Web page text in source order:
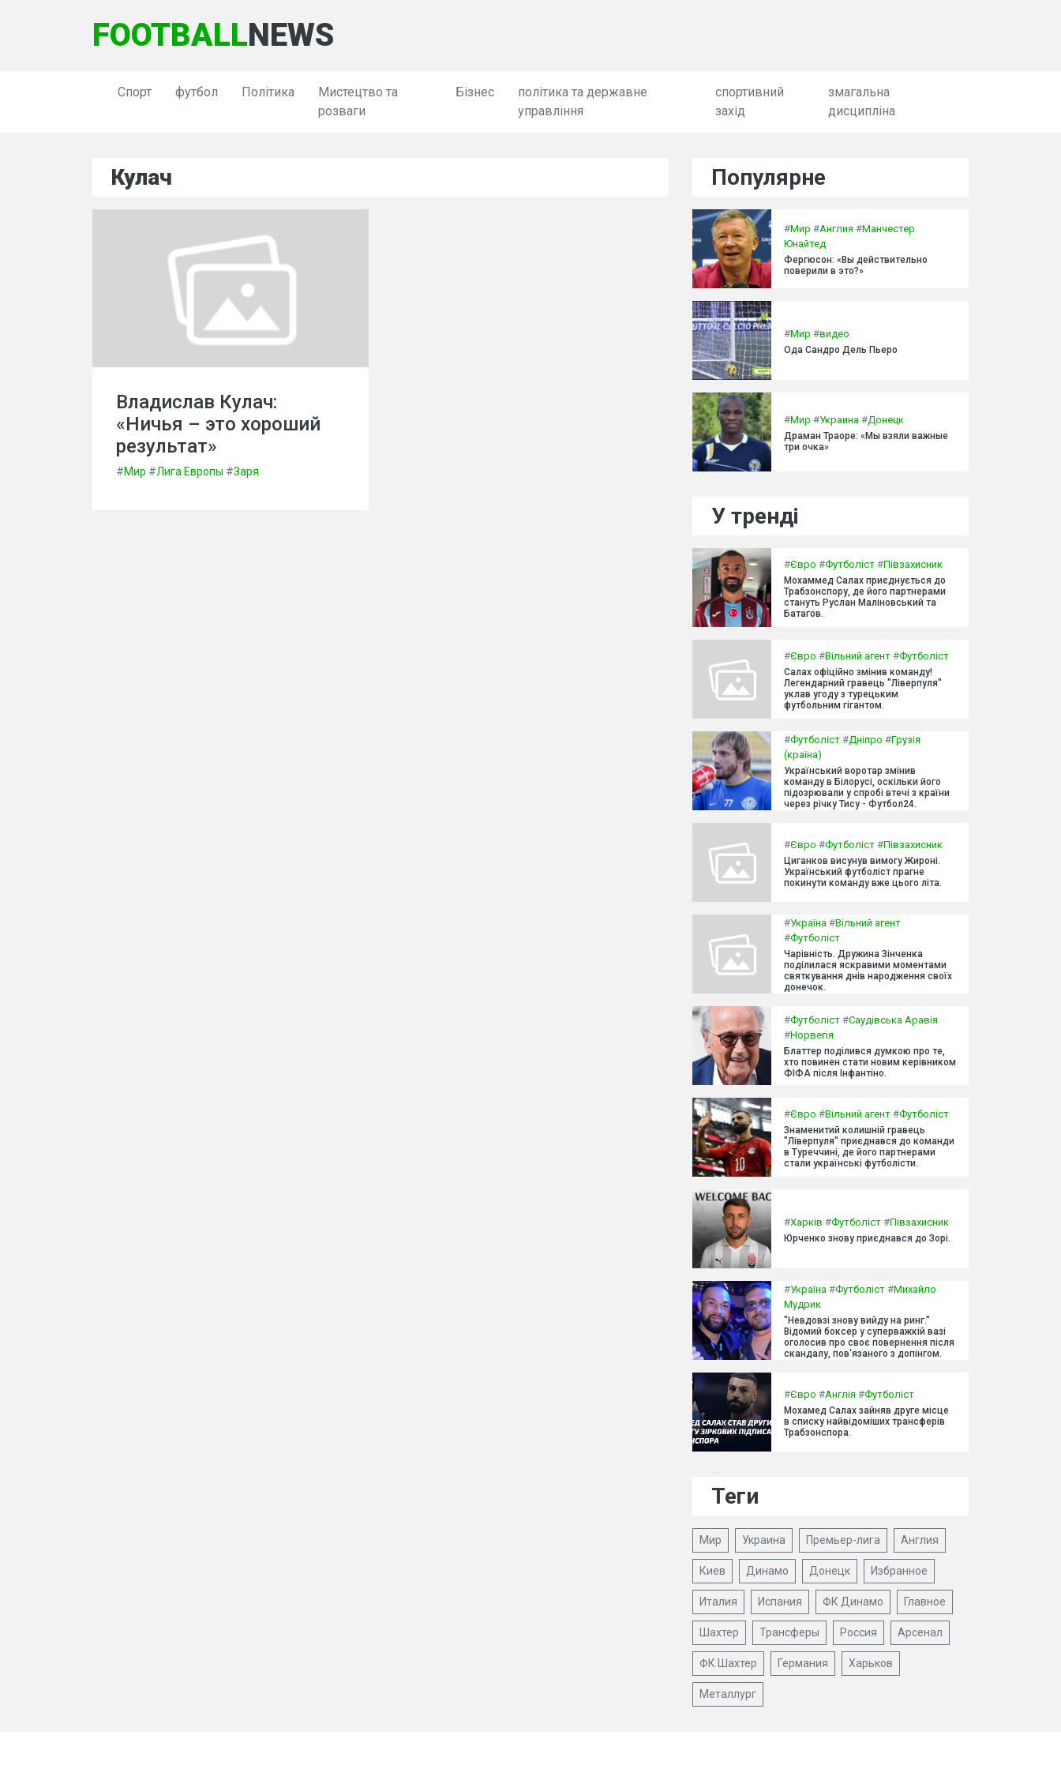
FOOTBALLNEWS
Спорт футбол Політика
Мистецтво та
розваги
Бізнес
політика та державне
управління
спортивний
захід
змагальна
дисципліна
Кулач
Владислав Кулач:
«Ничья – это хороший
результат»
#Мир #Лига Европы #Заря
Популярне
#Мир #Англия #Манчестер
Юнайтед
Фергюсон: «Вы действительно
поверили в это?»
#Мир #видео
Ода Сандро Дель Пьеро
#Мир #Украина #Донецк
Драман Траоре: «Мы взяли важные
три очка»
У тренді
#Євро #Футболіст #Півзахисник
Мохаммед Салах приєднується до
Трабзонспору, де його партнерами
стануть Руслан Маліновський та
Батагов.
#Євро #Вільний агент #Футболіст
Салах офіційно змінив команду!
Легендарний гравець "Ліверпуля"
уклав угоду з турецьким
футбольним гігантом.
#Футболіст #Дніпро #Грузія
(країна)
Український воротар змінив
команду в Білорусі, оскільки його
підозрювали у спробі втечі з країни
через річку Тису - Футбол24.
#Євро #Футболіст #Півзахисник
Циганков висунув вимогу Жироні.
Український футболіст прагне
покинути команду вже цього літа.
#Україна #Вільний агент
#Футболіст
Чарівність. Дружина Зінченка
поділилася яскравими моментами
святкування днів народження своїх
донечок.
#Футболіст #Саудівська Аравія
#Норвегія
Блаттер поділився думкою про те,
хто повинен стати новим керівником
ФІФА після Інфантіно.
#Євро #Вільний агент #Футболіст
Знаменитий колишній гравець
"Ліверпуля" приєднався до команди
в Туреччині, де його партнерами
стали українські футболісти.
#Харків #Футболіст #Півзахисник
Юрченко знову приєднався до Зорі.
#Україна #Футболіст #Михайло
Мудрик
"Невдовзі знову вийду на ринг."
Відомий боксер у суперважкій вазі
оголосив про своє повернення після
скандалу, пов'язаного з допінгом.
#Євро #Англія #Футболіст
Мохамед Салах зайняв друге місце
в списку найвідоміших трансферів
Трабзонспора.
Теги
Мир Украина Премьер-лига Англия
Киев Динамо Донецк Избранное
Италия Испания ФК Динамо Главное
Шахтер Трансферы Россия Арсенал
ФК Шахтер Германия Харьков
Металлург